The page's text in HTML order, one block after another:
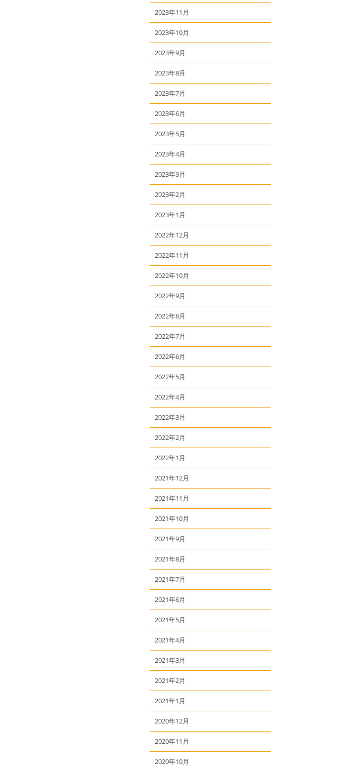
2023年11月
2023年10月
2023年9月
2023年8月
2023年7月
2023年6月
2023年5月
2023年4月
2023年3月
2023年2月
2023年1月
2022年12月
2022年11月
2022年10月
2022年9月
2022年8月
2022年7月
2022年6月
2022年5月
2022年4月
2022年3月
2022年2月
2022年1月
2021年12月
2021年11月
2021年10月
2021年9月
2021年8月
2021年7月
2021年6月
2021年5月
2021年4月
2021年3月
2021年2月
2021年1月
2020年12月
2020年11月
2020年10月